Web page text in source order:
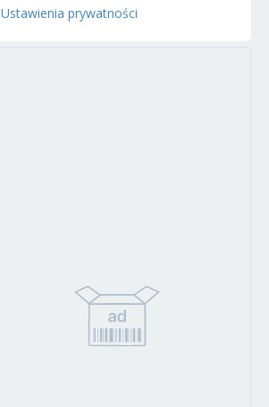
Ustawienia prywatności